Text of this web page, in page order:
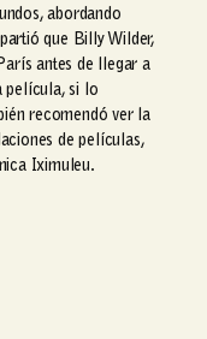
abordando
que Billy Wilder,
antes de llegar a
película, si lo
recomendó ver la
de películas,
Iximuleu.